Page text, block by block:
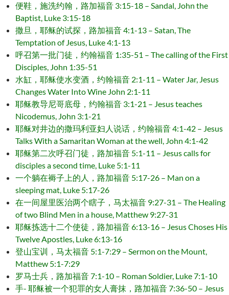
便鞋，施洗约翰，路加福音 3:15-18 – Sandal, John the
Baptist, Luke 3:15-18
撒旦，耶稣的试探，路加福音 4:1-13 – Satan, The
Temptation of Jesus, Luke 4:1-13
呼召第一批门徒，约翰福音 1:35-51 – The calling of the First
Disciples, John 1:35-51
水缸，耶稣使水变酒，约翰福音 2:1-11 – Water Jar, Jesus
Changes Water Into Wine John 2:1-11
耶稣教导尼哥底母，约翰福音 3:1-21 – Jesus teaches
Nicodemus, John 3:1-21
耶稣对井边的撒玛利亚妇人说话，约翰福音 4:1-42 – Jesus
Talks With a Samaritan Woman at the well, John 4:1-42
耶稣第二次呼召门徒，路加福音 5:1-11 – Jesus calls for
disciples a second time, Luke 5:1-11
一个躺在褥子上的人，路加福音 5:17-26 – Man on a
sleeping mat, Luke 5:17-26
在一间屋里医治两个瞎子，马太福音 9:27-31 – The Healing
of two Blind Men in a house, Matthew 9:27-31
耶稣拣选十二个使徒，路加福音 6:13-16 – Jesus Choses His
Twelve Apostles, Luke 6:13-16
登山宝训，马太福音 5:1-7:29 – Sermon on the Mount,
Matthew 5:1-7:29
罗马士兵，路加福音 7:1-10 – Roman Soldier, Luke 7:1-10
手- 耶稣被一个犯罪的女人膏抹，路加福音 7:36-50 – Jesus